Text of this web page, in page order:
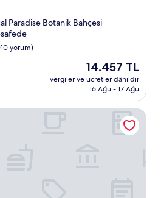
Paradise Botanik Bahçesi
yorum)
Güncel
fiyat:
14.457 TL
14.457 TL
vergiler ve ücretler dâhildir
16 Ağu - 17 Ağu
Collection by Wyndham